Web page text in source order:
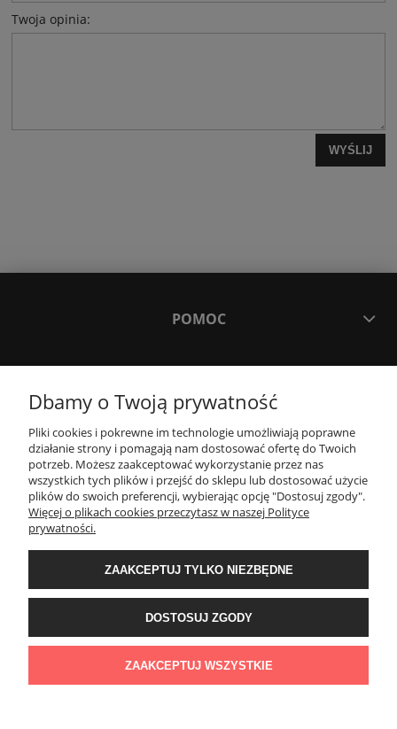
Twoja opinia:
WYŚLIJ
POMOC
MOJE KONTO
PŁATNOŚCI I DOSTAWA
O NAS
Sklep z zegarkami Cykadia | Godlewo-Mierniki 11, 07-322 Nur | NIP:
7591758257 | REGON: 525895602 | Email:cykadia.pl@gmail.com
720 808 878
Dbamy o Twoją prywatność
Pliki cookies i pokrewne im technologie umożliwiają poprawne
działanie strony i pomagają nam dostosować ofertę do Twoich
potrzeb. Możesz zaakceptować wykorzystanie przez nas
wszystkich tych plików i przejść do sklepu lub dostosować użycie
plików do swoich preferencji, wybierając opcję "Dostosuj zgody".
Więcej o plikach cookies przeczytasz w naszej Polityce
prywatności.
ZAAKCEPTUJ TYLKO NIEZBĘDNE
DOSTOSUJ ZGODY
ZAAKCEPTUJ WSZYSTKIE